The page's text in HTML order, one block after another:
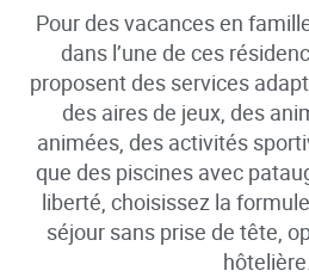
Pour des vacances en
dans l’une de ces
proposent des services
des aires de jeux, des
animées, des activités
que des piscines avec
liberté, choisissez la
séjour sans prise de tête,
hôtelière.